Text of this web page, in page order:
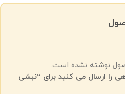
نوشته نشده است.
را ارسال می کنید برای “نبشی